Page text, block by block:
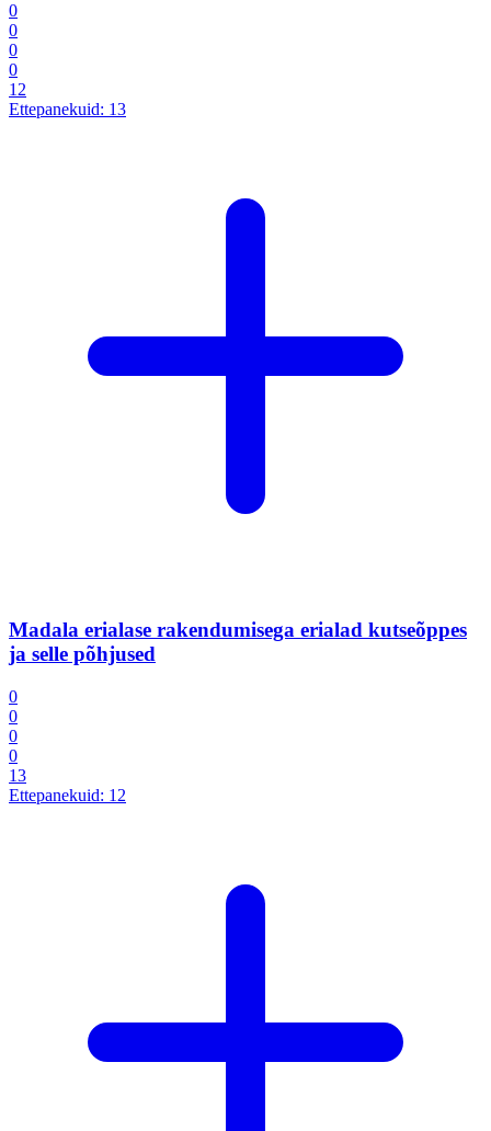
0
0
0
0
12
Ettepanekuid: 13
Madala erialase rakendumisega erialad kutseõppes
ja selle põhjused
0
0
0
0
13
Ettepanekuid: 12